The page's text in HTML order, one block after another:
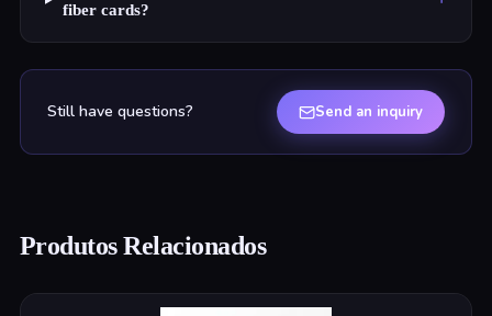
fiber cards?
Still have questions? Send an inquiry
Produtos Relacionados